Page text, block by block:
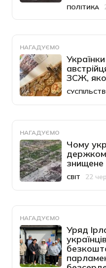
ПОЛІТИКА
Дата
НАГАДУЄМО
ЗСЖ,
Дата
НАГАДУЄМО
Чому
знищене
СВІТ
Дата22
НАГАДУЄМО
Уряд